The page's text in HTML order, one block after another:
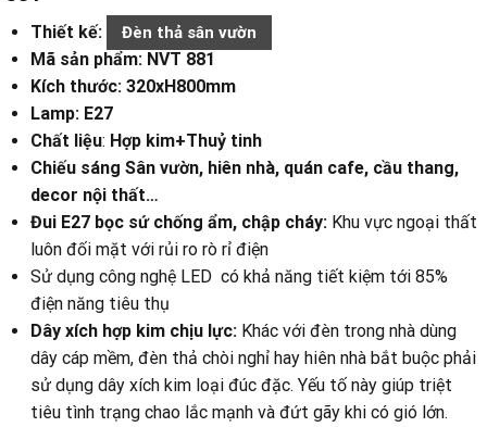
Thiết kế: Đèn thả sân vườn
Mã sản phẩm: NVT 881
Kích thước: 320xH800mm
Lamp: E27
Chất liệu: Hợp kim+Thuỷ tinh
Chiếu sáng Sân vườn, hiên nhà, quán cafe, cầu thang,
decor nội thất…
Đui E27 bọc sứ chống ẩm, chập cháy: Khu vực ngoại thất
luôn đối mặt với rủi ro rò rỉ điện
Sử dụng công nghệ LED có khả năng tiết kiệm tới 85%
điện năng tiêu thụ
Dây xích hợp kim chịu lực: Khác với đèn trong nhà dùng
dây cáp mềm, đèn thả chòi nghỉ hay hiên nhà bắt buộc phải
sử dụng dây xích kim loại đúc đặc. Yếu tố này giúp triệt
tiêu tình trạng chao lắc mạnh và đứt gãy khi có gió lớn.